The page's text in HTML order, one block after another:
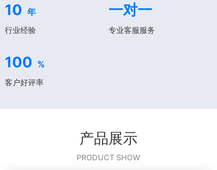
10 年
行业经验
一对一
专业客服服务
100 %
客户好评率
产品展示
PRODUCT SHOW